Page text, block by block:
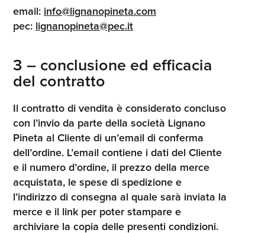
email: info@lignanopineta.com
pec: lignanopineta@pec.it
3 – conclusione ed efficacia
del contratto
Il contratto di vendita è considerato concluso
con l’invio da parte della società Lignano
Pineta al Cliente di un’email di conferma
dell’ordine. L’email contiene i dati del Cliente
e il numero d’ordine, il prezzo della merce
acquistata, le spese di spedizione e
l’indirizzo di consegna al quale sarà inviata la
merce e il link per poter stampare e
archiviare la copia delle presenti condizioni.